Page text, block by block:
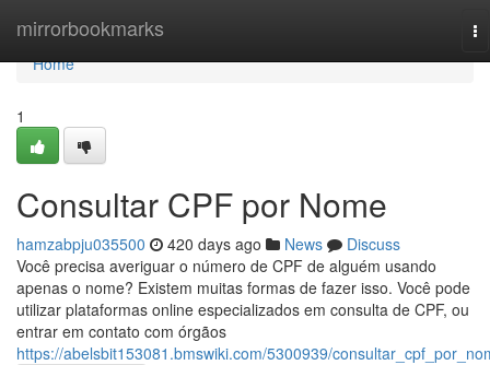
mirrorbookmarks
Home
Home
1
Consultar CPF por Nome
hamzabpju035500 420 days ago News
Discuss
Você precisa averiguar o número de CPF de alguém usando
apenas o nome? Existem muitas formas de fazer isso. Você pode
utilizar plataformas online especializados em consulta de CPF, ou
entrar em contato com órgãos
https://abelsbit153081.bmswiki.com/5300939/